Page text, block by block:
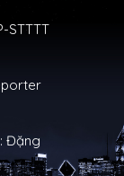
STTTT
Đặng